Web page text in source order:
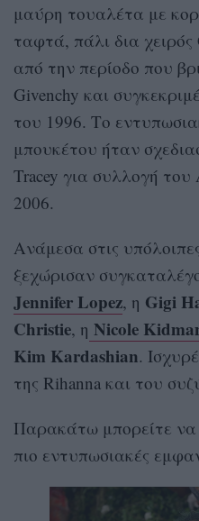
μαύρη τουαλέτα με
ταφτά, πάλι δια
από την περίοδο που
Givenchy και
του 1996. Το
μπουκέτου ήταν
Tracey για συλλογή του
2006.
Ανάμεσα στις
ξεχώρισαν
Jennifer Lopez, η Gigi
Christie, η Nicole
Kim Kardashian.
της Rihanna και του
Παρακάτω μπορείτε να
πιο εντυπωσιακές